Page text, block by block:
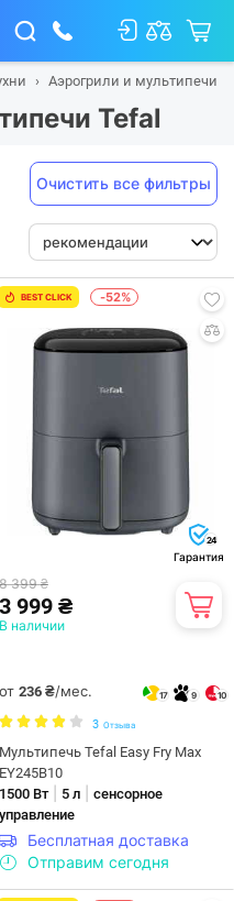
Аэрогрили и мультипечи
Tefal
Очистить все фильтры
BEST CLICK -52%
24
Гарантия
8 399 ₴
3 999 ₴
В наличии
от 236 ₴/мес. 17 9 10
3 Отзыва
Мультипечь Tefal Easy Fry Max
EY245B10
1500 Вт| 5 л
сенсорное
управление
Бесплатная доставка
Отправим сегодня